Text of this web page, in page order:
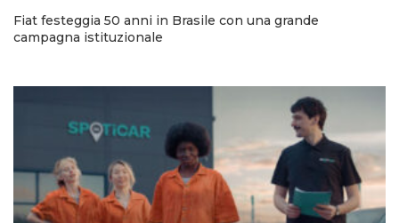
Fiat festeggia 50 anni in Brasile con una grande
campagna istituzionale